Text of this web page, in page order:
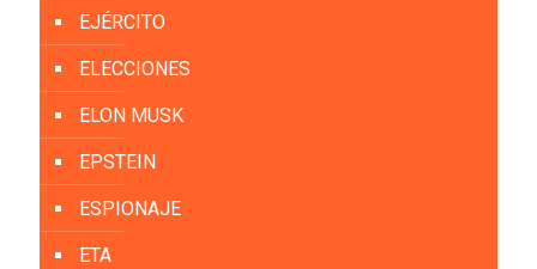
EJÉRCITO
ELECCIONES
ELON MUSK
EPSTEIN
ESPIONAJE
ETA